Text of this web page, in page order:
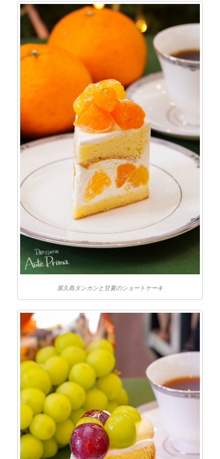
屋久島タンカンと甘夏のショートケーキ